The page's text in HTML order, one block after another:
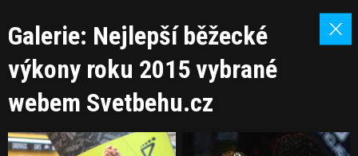
Galerie: Nejlepší běžecké
výkony roku 2015 vybrané
webem Svetbehu.cz